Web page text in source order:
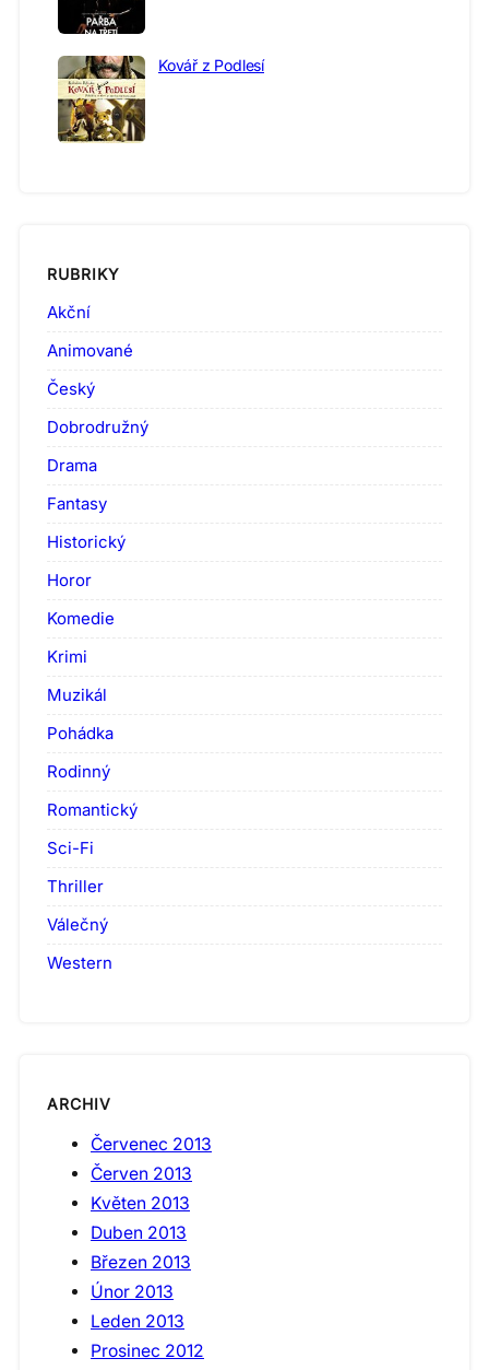
Kovář z Podlesí
RUBRIKY
Akční
Animované
Český
Dobrodružný
Drama
Fantasy
Historický
Horor
Komedie
Krimi
Muzikál
Pohádka
Rodinný
Romantický
Sci-Fi
Thriller
Válečný
Western
ARCHIV
Červenec 2013
Červen 2013
Květen 2013
Duben 2013
Březen 2013
Únor 2013
Leden 2013
Prosinec 2012